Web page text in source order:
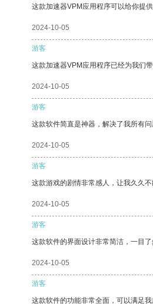
这款加速器VPM应用程序可以给你提
2024-10-05
游客
这款加速器VPM应用程序已经为我们
2024-10-05
游客
这款软件简直是神器，解决了我所有问
2024-10-05
游客
这款游戏的剧情非常感人，让我久久不
2024-10-05
游客
这款软件的界面设计非常简洁，一目了
2024-10-05
游客
这款软件的功能非常全面，可以满足我